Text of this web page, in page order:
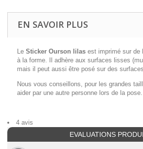
EN SAVOIR PLUS
Le Sticker Ourson lilas est imprimé sur de
à la forme. Il adhère aux surfaces lisses
mais il peut aussi être posé sur des
Nous vous conseillons, pour les grandes
aider par une autre personne lors de la pose.
4 avis
EVALUATIONS